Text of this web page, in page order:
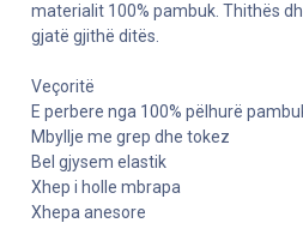
materialit 100% pambuk. Thithës
gjatë gjithë ditës.
Veçoritë
E perbere nga 100% pëlhurë
Mbyllje me grep dhe tokez
Bel gjysem elastik
Xhep i holle mbrapa
Xhepa anesore